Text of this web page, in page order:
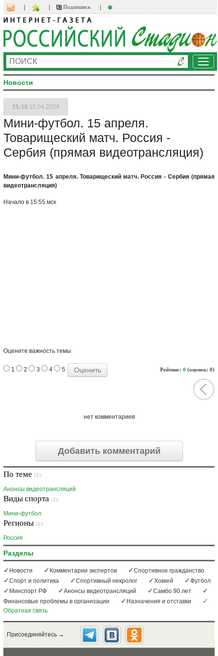
Подпишись
Новости
15:10 15.04.2024
Мини-футбол. 15 апреля.
Товарищеский матч. Россия -
Сербия (прямая видеотрансляция)
Мини-футбол. 15 апреля. Товарищеский матч. Россия - Сербия (прямая
видеотрансляция)
Начало в 15:55 мск
Оцените важность темы
Рейтинг: 0 (оценок: 0)
1 2 3 4 5
нет комментариев
Добавить комментарий
По теме (1):
Анонсы видеотрансляций
Виды спорта (1):
Мини-футбол
Регионы (1):
Россия
Разделы
Новости Комментарии экспертов
Спортивное гражданство
Спорт и политика
Спортивный некролог Хоккей
Футбол
Минспорт РФ
Анонсы видеотрансляций
Самбо 90 лет
Финансовые проблемы в организации
Назначения и отставки
Обратная связь
Присоединяйтесь →